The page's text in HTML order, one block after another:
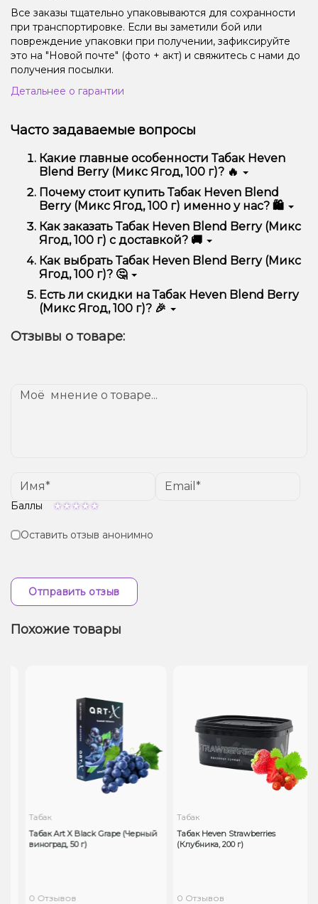
Все заказы тщательно упаковываются для сохранности
при транспортировке. Если вы заметили бой или
повреждение упаковки при получении, зафиксируйте
это на "Новой почте" (фото + акт) и свяжитесь с нами до
получения посылки.
Детальнее о гарантии
Часто задаваемые вопросы
Какие главные особенности Табак Heven
Blend Berry (Микс Ягод, 100 г)? 🔥
Табак Heven Blend Berry (Микс Ягод, 100 г)
отличается высоким качеством, удобством
использования и надежностью.
Почему стоит купить Табак Heven Blend
Berry (Микс Ягод, 100 г) именно у нас? 🛍️
Мы предлагаем только оригинальную продукцию,
широкий ассортимент, выгодные цены и быструю
доставку. Кроме того, у нас регулярные акции и
скидки для клиентов!
Как заказать Табак Heven Blend Berry (Микс
Ягод, 100 г) с доставкой? 🚚
Оформить заказ можно в несколько кликов:
Добавьте Табак Heven Blend Berry (Микс
Ягод, 100 г) в корзину.
Перейдите к оформлению заказа.
доставки.
Подтвердите заказ – мы быстро отправим его
Как выбрать Табак Heven Blend Berry (Микс
Ягод, 100 г)? 🤔
Выбор зависит от ваших предпочтений – например,
если это кальян, учитывайте размер, материал и тип
чаши, если вейп – мощность и вкус. Наши
Есть ли скидки на Табак Heven Blend Berry
(Микс Ягод, 100 г)? 🎉
специальные предложения. Следите за
Отзывы о товаре:
Баллы
Оставить отзыв анонимно
Отправить отзыв
Похожие товары
Табак
Табак Art X Black Grape (Черный
виноград, 50 г)
0 Отзывов
Табак
Табак Heven Strawberries
(Клубника, 200 г)
0 Отзывов